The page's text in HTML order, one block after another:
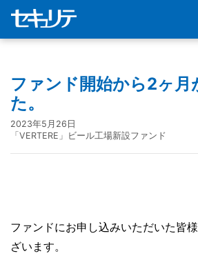
ファンド開始から2ヶ月
た。
2023年5月26日
「VERTERE」ビール工場新設ファンド
ファンドにお申し込みいただいた皆
ざいます。